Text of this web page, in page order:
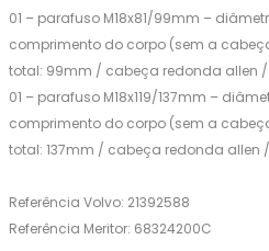
01 – parafuso M18x81/99mm –
comprimento do corpo (sem a
total: 99mm / cabeça redonda allen /
01 – parafuso M18x119/137mm –
comprimento do corpo (sem a
total: 137mm / cabeça redonda allen
Referência Volvo: 21392588
Referência Meritor: 68324200C